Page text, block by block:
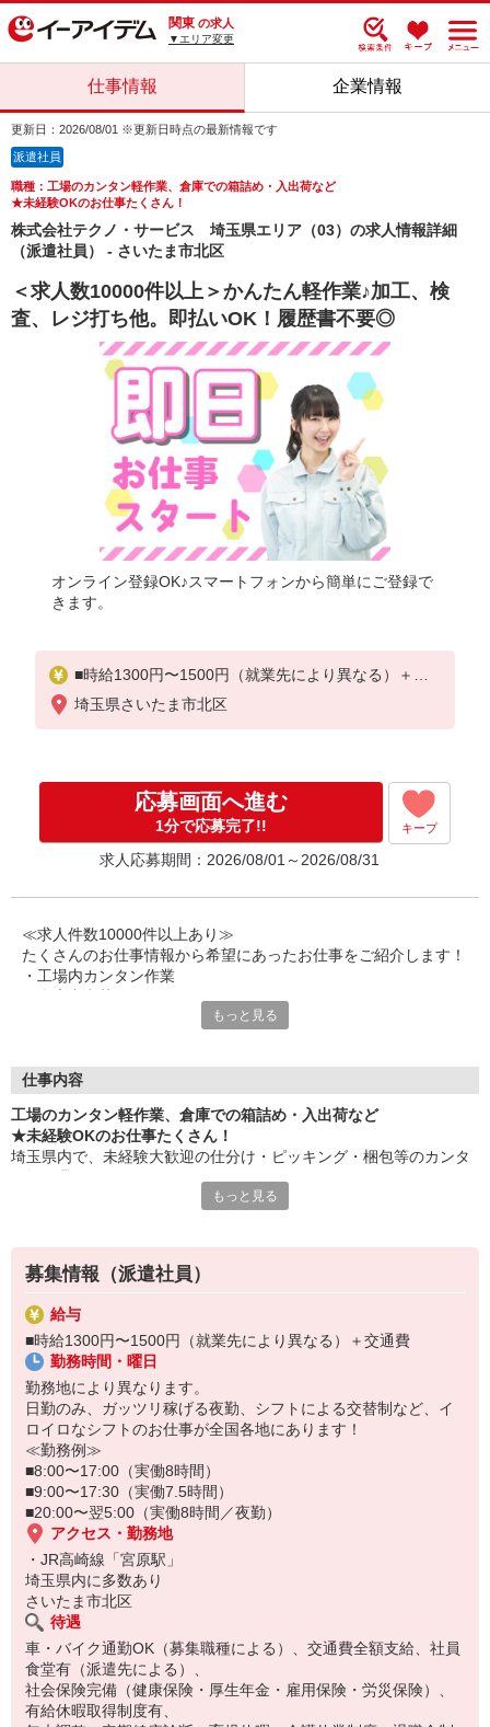
関東 の求人
▼エリア変更
仕事情報 企業情報
更新日：2026/08/01 ※更新日時点の最新情報です
派遣社員
職種：工場のカンタン軽作業、倉庫での箱詰め・入出荷など
★未経験OKのお仕事たくさん！
株式会社テクノ・サービス 埼玉県エリア（03）の求人情報詳細
（派遣社員） - さいたま市北区
＜求人数10000件以上＞かんたん軽作業♪加工、検
査、レジ打ち他。即払いOK！履歴書不要◎
オンライン登録OK♪スマートフォンから簡単にご登録で
きます。
■時給1300円〜1500円（就業先により異なる）＋交
通費
埼玉県さいたま市北区
応募画面へ進む
1分で応募完了!! キープ
求人応募期間：2026/08/01～2026/08/31
≪求人件数10000件以上あり≫
たくさんのお仕事情報から希望にあったお仕事をご紹介します！
・工場内カンタン作業
≪性別問わずご活躍中！≫
車通勤・バイク通勤OKも多数あり！「交通費支給OK！」
自宅から通いやすいお仕事お探しの方もぜひご登録下さい☆
勤務実績に応じて給与の一部を給料日前にお支払いOK
※原則月払いでの給与支払です。
＜あんしん資格取得制度＞
就業中の方にはフォークリフト・クレーン・玉掛け・溶接の資格
取得を全力サポート！講習料・受験料を全額当社負担します。
もっと見る
仕事内容
工場のカンタン軽作業、倉庫での箱詰め・入出荷など
★未経験OKのお仕事たくさん！
埼玉県内で、未経験大歓迎の仕分け・ピッキング・梱包等のカンタ
もっと見る
募集情報（派遣社員）
給与
■時給1300円〜1500円（就業先により異なる）＋交通費
勤務時間・曜日
勤務地により異なります。
日勤のみ、ガッツリ稼げる夜勤、シフトによる交替制など、イ
ロイロなシフトのお仕事が全国各地にあります！
≪勤務例≫
■8:00〜17:00（実働8時間）
■9:00〜17:30（実働7.5時間）
■20:00〜翌5:00（実働8時間／夜勤）
アクセス・勤務地
・JR高崎線「宮原駅」
埼玉県内に多数あり
さいたま市北区
待遇
車・バイク通勤OK（募集職種による）、交通費全額支給、社員
食堂有（派遣先による）、
社会保険完備（健康保険・厚生年金・雇用保険・労災保険）、
有給休暇取得制度有、